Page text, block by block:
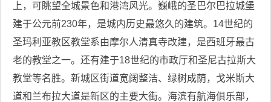
上，可眺望全城景色和港湾风光。巍峨的圣巴尔巴拉城堡
建于公元前230年，是城内历史最悠久的建筑。14世纪的
圣玛利亚教区教堂系由摩尔人清真寺改建，是西班牙最古
老的教堂之一。还有建于18世纪的市政厅和圣尼古拉斯大
教堂等名胜。新城区街道宽阔整洁、绿树成荫，戈米斯大
道和兰布拉大道是新区的主要大街。海滨有航海俱乐部，